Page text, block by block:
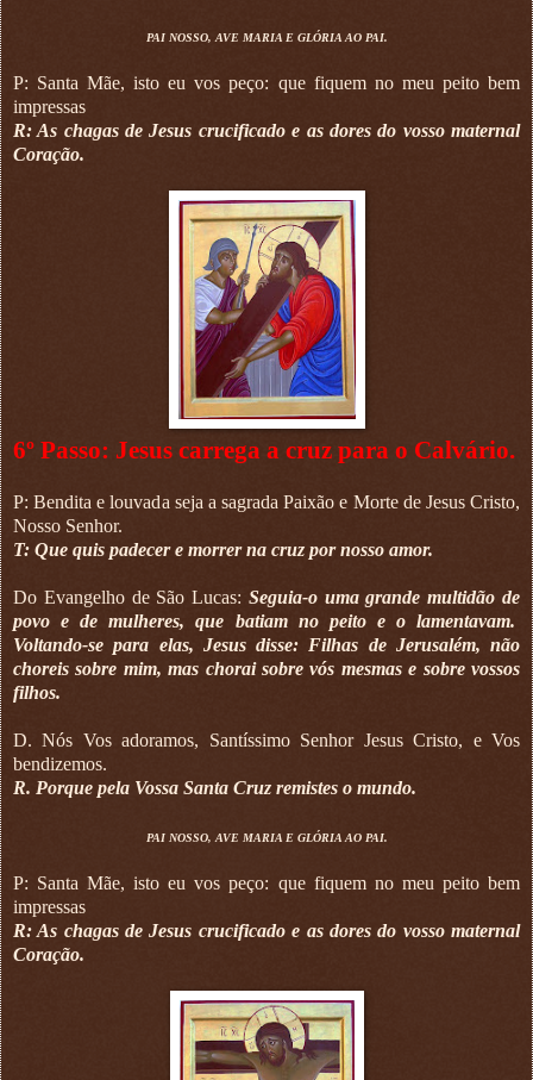
PAI NOSSO, AVE MARIA E GLÓRIA AO PAI.
P: Santa Mãe, isto eu vos peço: que fiquem no meu peito bem
impressas
R: As chagas de Jesus crucificado e as dores do vosso maternal
Coração.
6º Passo: Jesus carrega a cruz para o Calvário.
P: Bendita e louvada seja a sagrada Paixão e Morte de Jesus Cristo,
Nosso Senhor.
T: Que quis padecer e morrer na cruz por nosso amor.
Do Evangelho de São Lucas: Seguia-o uma grande multidão de
povo e de mulheres, que batiam no peito e o lamentavam.
Voltando-se para elas, Jesus disse: Filhas de Jerusalém, não
choreis sobre mim, mas chorai sobre vós mesmas e sobre vossos
filhos.
D. Nós Vos adoramos, Santíssimo Senhor Jesus Cristo, e Vos
bendizemos.
R. Porque pela Vossa Santa Cruz remistes o mundo.
PAI NOSSO, AVE MARIA E GLÓRIA AO PAI.
P: Santa Mãe, isto eu vos peço: que fiquem no meu peito bem
impressas
R: As chagas de Jesus crucificado e as dores do vosso maternal
Coração.